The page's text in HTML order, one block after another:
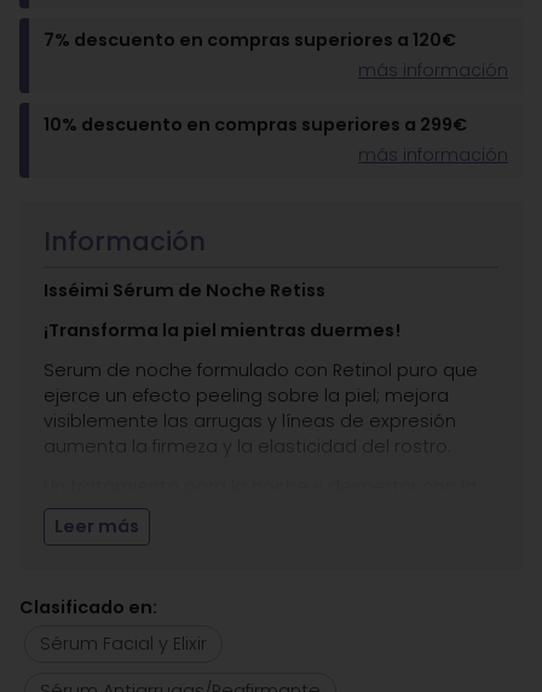
7% descuento en compras superiores a 120€
más información
10% descuento en compras superiores a 299€
más información
Información
Isséimi Sérum de Noche Retiss
¡Transforma la piel mientras duermes!
Serum de noche formulado con Retinol puro que
ejerce un efecto peeling sobre la piel; mejora
visiblemente las arrugas y líneas de expresión
aumenta la firmeza y la elasticidad del rostro.
piel renovada.
Indicado para todo tipo de pieles.
Retinol Puro (0,3%): la vitamina A, ha demostrado
tener acción antienvejecimiento al participar en
la síntesis de colágeno, elastina y ácido
Leer más
Clasificado en:
Sérum Facial y Elixir